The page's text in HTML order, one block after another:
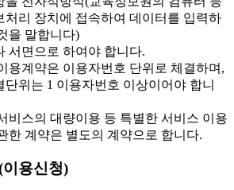
처리 장치에 접속하여 데이터를 입력하
을 말합니다)
서면으로 하여야 합니다.
용계약은 이용자번호 단위로 체결하며,
단위는 1 이용자번호 이상이어야 합니
비스의 대량이용 등 특별한 서비스 이용
한 계약은 별도의 계약으로 합니다.
용신청)